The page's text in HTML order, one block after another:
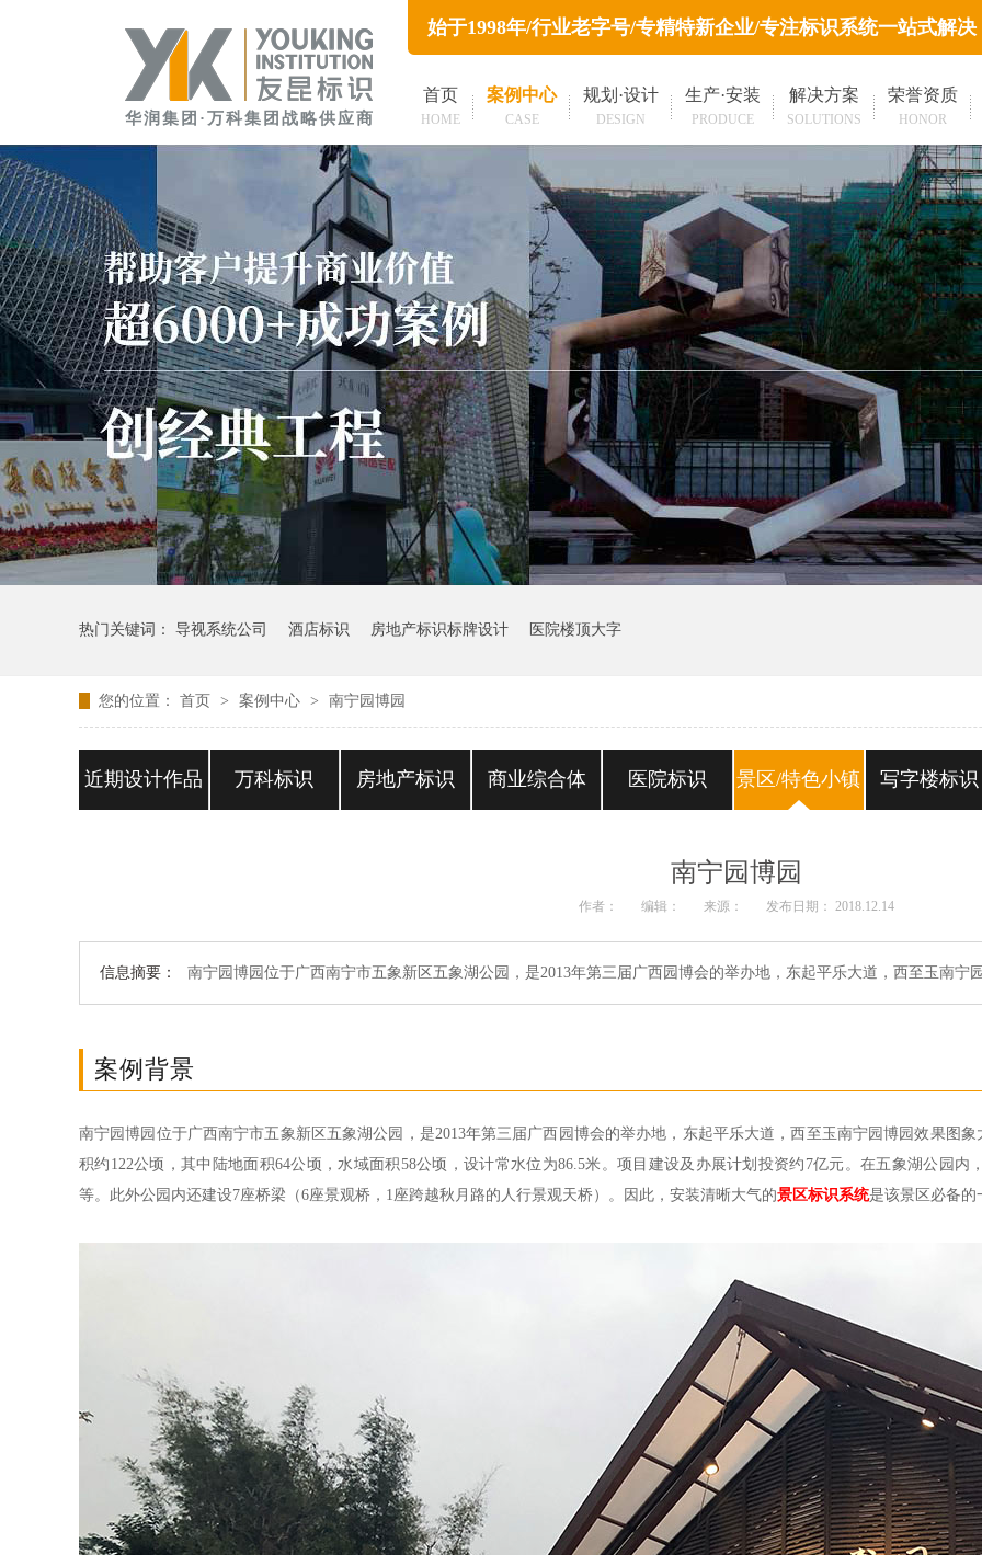
华润集团·万科集团战略供应商
始于1998年/行业老字号/专精特新企业/专注标识系统一站式解决
首页
HOME
案例中心
CASE
规划·设计
DESIGN
生产·安装
PRODUCE
解决方案
SOLUTIONS
荣誉资质
HONOR
热门关键词： 导视系统公司 酒店标识 房地产标识标牌设计 医院楼顶大字
您的位置： 首页 > 案例中心 > 南宁园博园
近期设计作品 万科标识 房地产标识 商业综合体 医院标识 景区/特色小镇 写字楼标识
南宁园博园
作者： 编辑： 来源： 发布日期： 2018.12.14
信息摘要： 南宁园博园位于广西南宁市五象新区五象湖公园，是2013年第三届广西园博会的举办地，东起平乐大道，西至玉南
案例背景
南宁园博园位于广西南宁市五象新区五象湖公园，是2013年第三届广西园博会的举办地，东起平乐大道，西至玉南宁园博园效果图
积约122公顷，其中陆地面积64公顷，水域面积58公顷，设计常水位为86.5米。项目建设及办展计划投资约7亿元。在五象湖公园
等。此外公园内还建设7座桥梁（6座景观桥，1座跨越秋月路的人行景观天桥）。因此，安装清晰大气的景区标识系统是该景区必备的